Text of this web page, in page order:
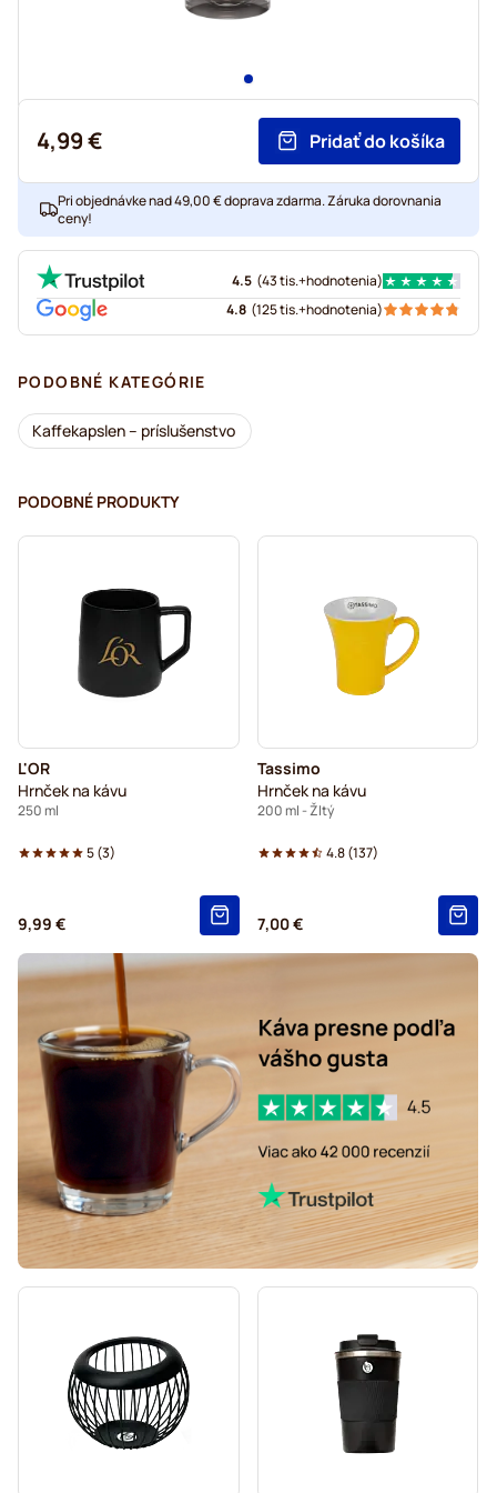
4,99 € Pridať do košíka
Pri objednávke nad 49,00 € doprava zdarma. Záruka dorovnania
ceny!
4.5 (43 tis.+hodnotenia)
4.8 (125 tis.+hodnotenia)
PODOBNÉ KATEGÓRIE
Kaffekapslen – príslušenstvo
PODOBNÉ PRODUKTY
L'OR
Hrnček na kávu
250 ml
5(3)
9,99 €
Tassimo
Hrnček na kávu
200 ml - Žltý
4.8(137)
7,00 €